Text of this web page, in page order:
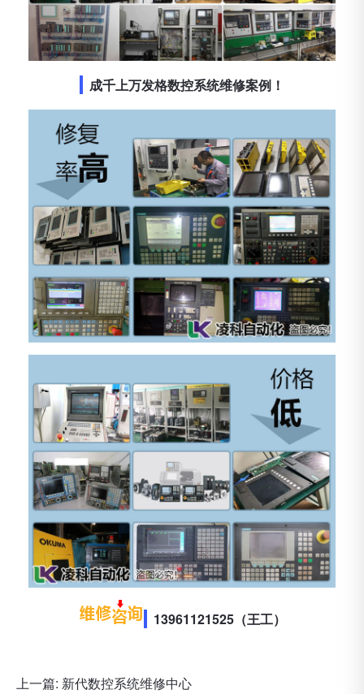
成千上万发格数控系统维修案例！
13961121525（王工）
上一篇: 新代数控系统维修中心